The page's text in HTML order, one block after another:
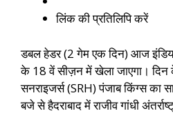
लिंक की प्रतिलिपि करें
डबल हेडर (2 गेम एक दिन) आज
के 18 वें सीज़न में खेला जाएगा। दिन
सनराइजर्स (SRH) पंजाब किंग्स
बजे से हैदराबाद में राजीव गांधी